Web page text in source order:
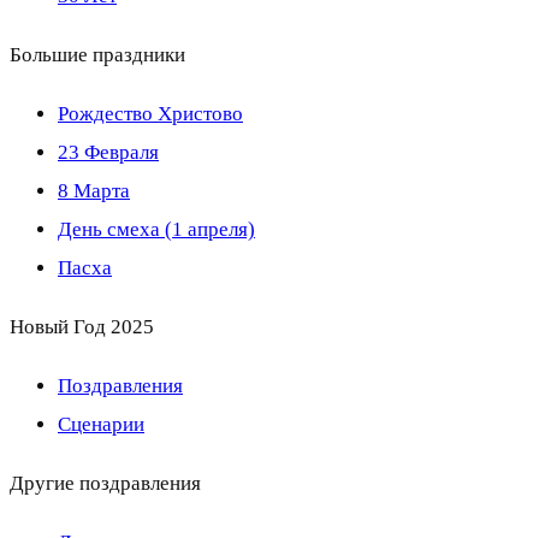
Большие праздники
Рождество Христово
23 Февраля
8 Марта
День смеха (1 апреля)
Пасха
Новый Год 2025
Поздравления
Сценарии
Другие поздравления